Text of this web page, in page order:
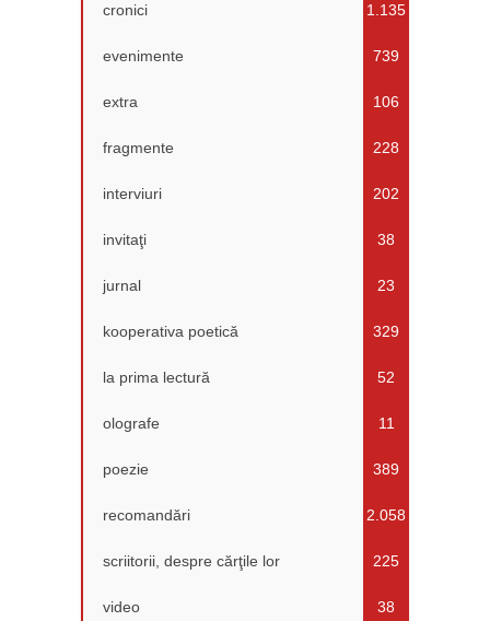
cronici 1.135
evenimente 739
extra 106
fragmente 228
interviuri 202
invitaţi 38
jurnal 23
kooperativa poetică 329
la prima lectură 52
olografe 11
poezie 389
recomandări 2.058
scriitorii, despre cărţile lor 225
video 38